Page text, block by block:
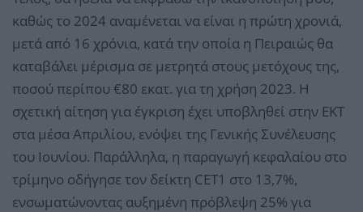
καθώς το 2024 αναμένεται να είναι η πρώτη χρονιά,
μετά από 16 χρόνια, κατά την οποία η Πειραιώς θα
καταβάλει μέρισμα σε μετρητά στους μετόχους της,
ποσού περίπου €80 εκατ. για τη χρήση 2023. Η
σχετική αίτηση για έγκριση έχει υποβληθεί στην ΕΚΤ
στα μέσα Απριλίου, ενόψει της Γενικής Συνέλευσης
του Ιουνίου. Παράλληλα, η παραγωγή κεφαλαίου στο
τρίμηνο οδήγησε τον δείκτη CET1 στο 13,7%,
ενσωματώνοντας αυξημένη πρόβλεψη 25% για